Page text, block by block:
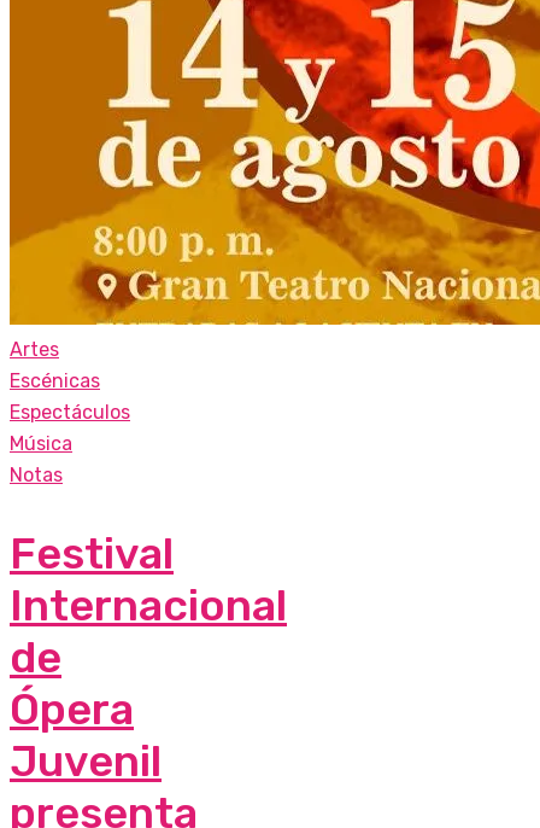
Artes
Escénicas
Espectáculos
Música
Notas
Festival
Internacional
de
Ópera
Juvenil
presenta